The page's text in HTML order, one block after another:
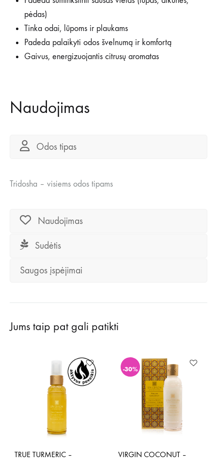
pėdas)
Tinka odai, lūpoms ir plaukams
Padeda palaikyti odos švelnumą ir komfortą
Gaivus, energizuojantis citrusų aromatas
Naudojimas
Odos tipas
Tridosha – visiems odos tipams
Naudojimas
Sudėtis
Saugos įspėjimai
Jums taip pat gali patikti
TRUE TURMERIC –
-30%
VIRGIN COCONUT –